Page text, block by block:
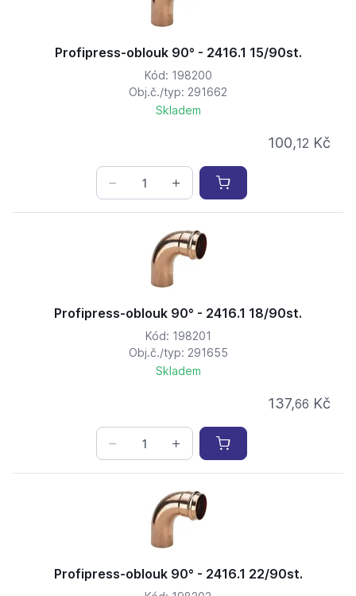
Profipress-oblouk 90° - 2416.1 15/90st.
Kód: 198200
Obj.č./typ: 291662
Skladem
100,12 Kč
Profipress-oblouk 90° - 2416.1 18/90st.
Kód: 198201
Obj.č./typ: 291655
Skladem
137,66 Kč
Profipress-oblouk 90° - 2416.1 22/90st.